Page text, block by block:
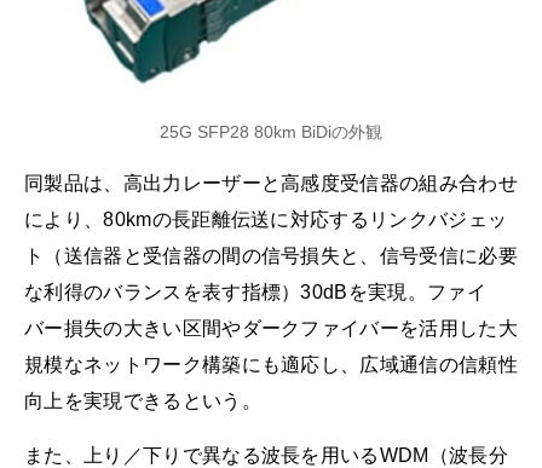
25G SFP28 80km BiDiの外観
同製品は、高出力レーザーと高感度受信器の組み合わせ
により、80kmの長距離伝送に対応するリンクバジェッ
ト（送信器と受信器の間の信号損失と、信号受信に必要
な利得のバランスを表す指標）30dBを実現。ファイ
バー損失の大きい区間やダークファイバーを活用した大
規模なネットワーク構築にも適応し、広域通信の信頼性
向上を実現できるという。
また、上り／下りで異なる波長を用いるWDM（波長分